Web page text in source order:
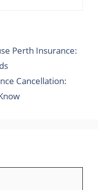
Perth Insurance:
Cancellation: